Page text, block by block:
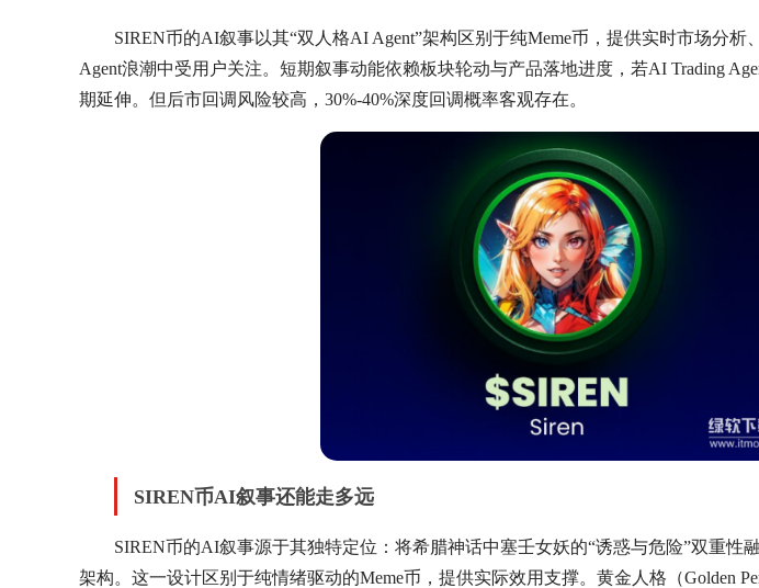
SIREN币的AI叙事以其“双人格AI Agent”架构区别于纯Meme币，提供实时市场分
Agent浪潮中受用户关注。短期叙事动能依赖板块轮动与产品落地进度，若AI Trading
期延伸。但后市回调风险较高，30%-40%深度回调概率客观存在。
SIREN币AI叙事还能走多远
SIREN币的AI叙事源于其独特定位：将希腊神话中塞壬女妖的“诱惑与危险”双重性
架构。这一设计区别于纯情绪驱动的Meme币，提供实际效用支撑。黄金人格（Golden